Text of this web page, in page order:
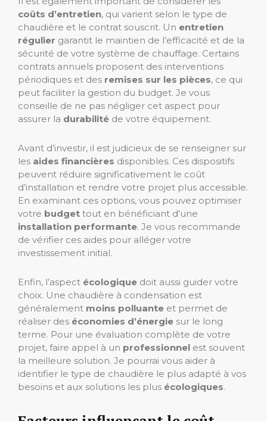
coûts d’entretien, qui varient selon le type de
chaudière et le contrat souscrit. Un entretien
régulier garantit le maintien de l’efficacité et de la
sécurité de votre système de chauffage. Certains
contrats annuels proposent des interventions
périodiques et des remises sur les pièces, ce qui
peut faciliter la gestion du budget. Je vous
conseille de ne pas négliger cet aspect pour
assurer la durabilité de votre équipement.
Avant d’investir, il est judicieux de se renseigner sur
les aides financières disponibles. Ces dispositifs
peuvent réduire significativement le coût
d’installation et rendre votre projet plus accessible.
En examinant ces options, vous pouvez optimiser
votre budget tout en bénéficiant d’une
installation performante. Je vous recommande
de vérifier ces aides pour alléger votre
investissement initial.
Enfin, l’aspect écologique doit aussi guider votre
choix. Une chaudière à condensation est
généralement moins polluante et permet de
réaliser des économies d’énergie sur le long
terme. Pour une évaluation complète de votre
projet, faire appel à un professionnel est souvent
la meilleure solution. Je pourrai vous aider à
identifier le type de chaudière le plus adapté à vos
besoins et aux solutions les plus écologiques.